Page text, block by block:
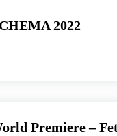
2022
Premiere –